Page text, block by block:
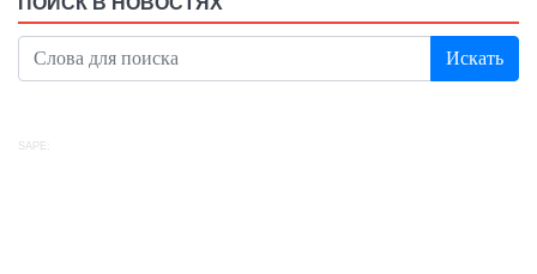
Искать
SAPE: